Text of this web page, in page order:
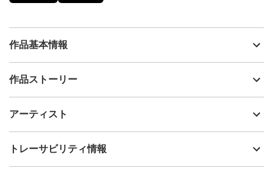
作品基本情報
出品者
制作年
アクリル
作品ストーリー
縦縞模様の黒とそれ以外は文化・価値観の境界を示しており、
アーティスト
Soyblanc
フォローする
トレーサビリティ情報